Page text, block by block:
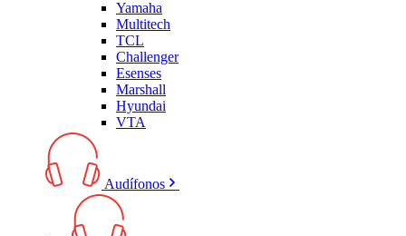
Yamaha
Multitech
TCL
Challenger
Esenses
Marshall
Hyundai
VTA
Audífonos